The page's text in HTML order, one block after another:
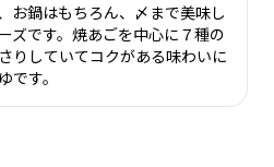
お鍋はもちろん、〆まで美味し
ズです。焼あごを中心に７種の
りしていてコクがある味わいに
です。